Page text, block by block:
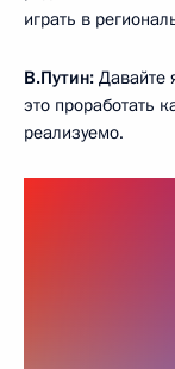
играть в
В.Путин: Давайте
это проработать
реализуемо.